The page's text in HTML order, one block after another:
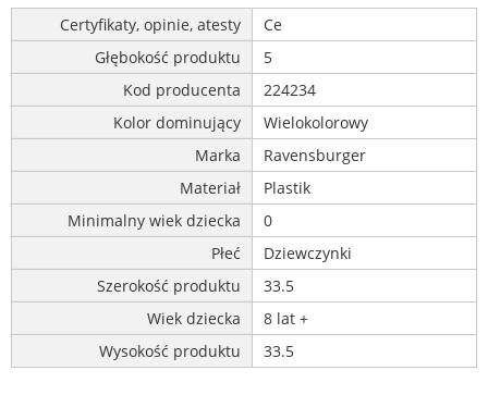
Certyfikaty, opinie, atesty
Ce
Głębokość produktu
5
Kod producenta
224234
Kolor dominujący
Wielokolorowy
Marka
Ravensburger
Materiał
Plastik
Minimalny wiek dziecka
0
Płeć
Dziewczynki
Szerokość produktu
33.5
Wiek dziecka
8 lat +
Wysokość produktu
33.5